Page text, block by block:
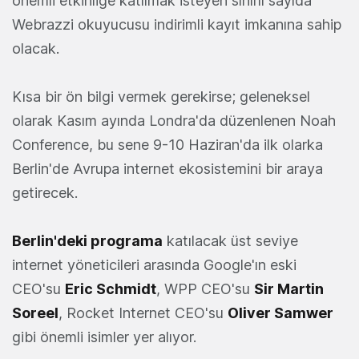
Webrazzi okuyucusu indirimli kayıt imkanına sahip
olacak.
Kısa bir ön bilgi vermek gerekirse; geleneksel
olarak Kasım ayında Londra'da düzenlenen Noah
Conference, bu sene 9-10 Haziran'da ilk olarka
Berlin'de Avrupa internet ekosistemini bir araya
getirecek.
Berlin'deki programa katılacak üst seviye
internet yöneticileri arasında Google'ın eski
CEO'su Eric Schmidt, WPP CEO'su Sir Martin
Soreel, Rocket Internet CEO'su Oliver Samwer
gibi önemli isimler yer alıyor.